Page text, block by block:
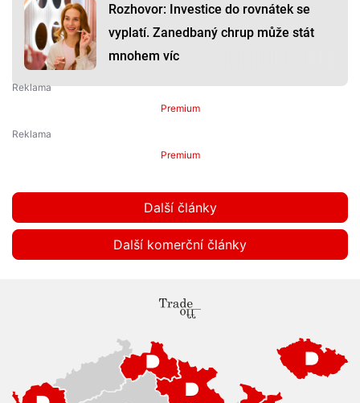
Rozhovor: Investice do rovnátek se
vyplatí. Zanedbaný chrup může stát
mnohem víc
Premium
Premium
Další články
Další komerční články